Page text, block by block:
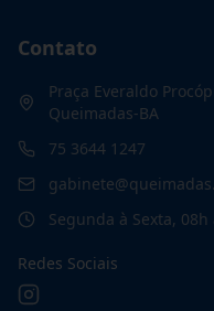
Contato
Praça Everaldo
Queimadas-BA
75 3644 1247
Segunda à Sexta, 08h
Redes Sociais